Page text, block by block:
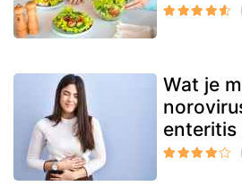
Wat je
enteritis